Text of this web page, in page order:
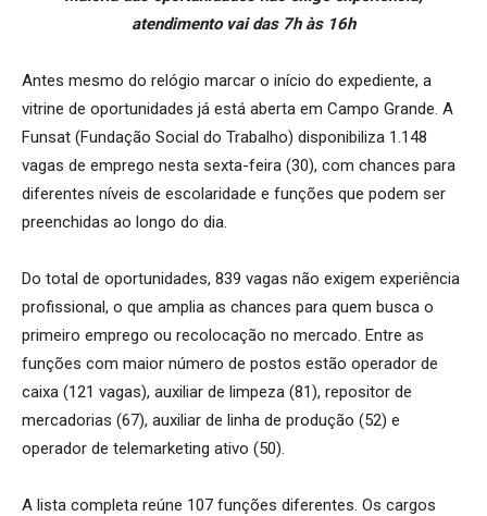
atendimento vai das 7h às 16h
Antes mesmo do relógio marcar o início do expediente, a
vitrine de oportunidades já está aberta em Campo Grande. A
Funsat (Fundação Social do Trabalho) disponibiliza 1.148
vagas de emprego nesta sexta-feira (30), com chances para
diferentes níveis de escolaridade e funções que podem ser
preenchidas ao longo do dia.
Do total de oportunidades, 839 vagas não exigem experiência
profissional, o que amplia as chances para quem busca o
primeiro emprego ou recolocação no mercado. Entre as
funções com maior número de postos estão operador de
caixa (121 vagas), auxiliar de limpeza (81), repositor de
mercadorias (67), auxiliar de linha de produção (52) e
operador de telemarketing ativo (50).
A lista completa reúne 107 funções diferentes. Os cargos